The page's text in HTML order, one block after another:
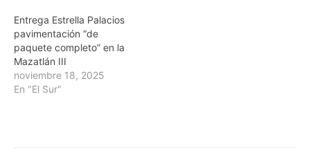
Entrega Estrella Palacios
pavimentación “de
paquete completo” en la
Mazatlán III
noviembre 18, 2025
En "El Sur"